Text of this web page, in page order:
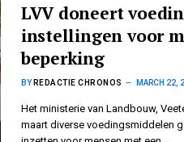
LVV doneert
instellingen voor
beperking
BY REDACTIE CHRONOS MARCH 22,
Het ministerie van Landbouw,
maart diverse voedingsmiddelen